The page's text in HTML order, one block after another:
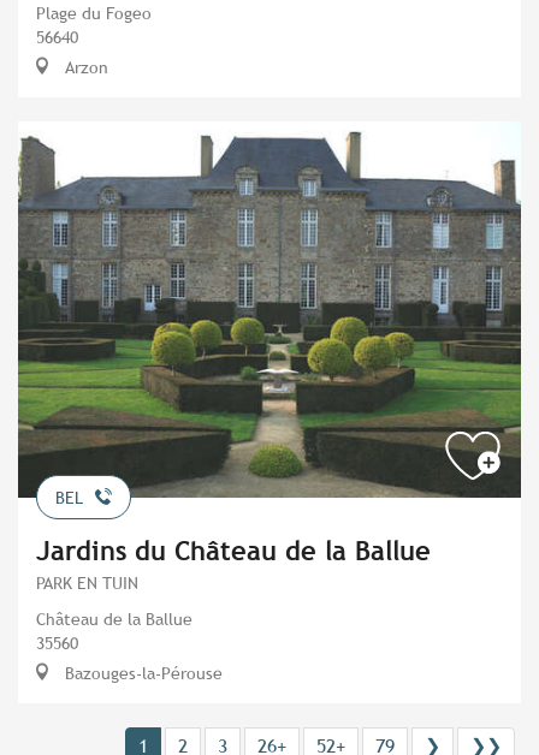
Plage du Fogeo
56640
Arzon
BEL
Jardins du Château de la Ballue
PARK EN TUIN
Château de la Ballue
35560
Bazouges-la-Pérouse
1 2 3 26+ 52+ 79 ❯ ❯❯